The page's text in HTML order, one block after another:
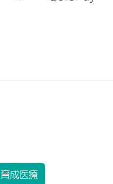
成医療